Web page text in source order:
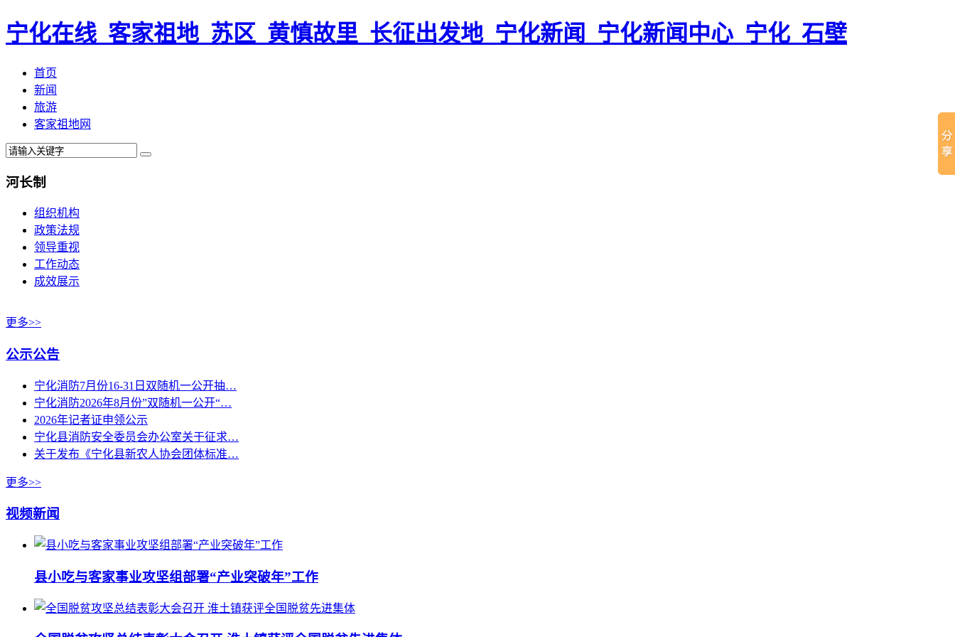
宁化在线_客家祖地_苏区_黄慎故里_长征出发地_宁化新闻_宁化新闻中心_宁化_石壁
首页
新闻
旅游
客家祖地网
河长制
组织机构
政策法规
领导重视
工作动态
成效展示
更多>>
公示公告
宁化消防7月份16-31日双随机一公开抽…
宁化消防2026年8月份”双随机一公开“…
2026年记者证申领公示
宁化县消防安全委员会办公室关于征求…
关于发布《宁化县新农人协会团体标准…
更多>>
视频新闻
县小吃与客家事业攻坚组部署“产业突破年”工作